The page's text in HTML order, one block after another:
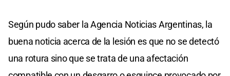
Según pudo saber la Agencia Noticias Argentinas, la
buena noticia acerca de la lesión es que no se detectó
una rotura sino que se trata de una afectación